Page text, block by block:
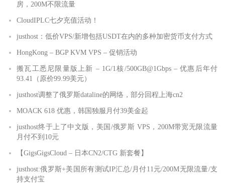
房，200M不限流量
CloudIPLC七夕充值活动！
justhost：低价VPS/新增包括USDT在内的多种加密货币支付方式
HongKong – BGP KVM VPS – 促销活动
搬瓦工悉尼限量版上新 – 1G/1核/500GB@1Gbps – 优惠后年付
93.41（原价99.99美元）
justhost调整了俄罗斯dataline的网络，部分回程上海cn2
MOACK 618 优惠，韩国独服月付39美金起
justhost终于上了中文版，美国/俄罗斯 VPS，200M带宽无限流量
月付不到10元
【GigsGigsCloud – 日本CN2/CTG 新套餐】
justhost:俄罗斯+美国所有测试IP汇总/月付11元/200M无限流量/支
持支付宝